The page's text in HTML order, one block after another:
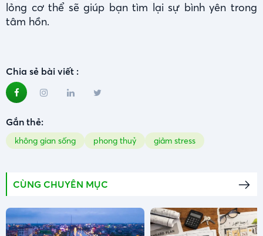
lỏng cơ thể sẽ giúp bạn tìm lại sự bình yên trong
tâm hồn.
Chia sẻ bài viết :
Gắn thẻ:
không gian sống phong thuỷ giảm stress
CÙNG CHUYÊN MỤC